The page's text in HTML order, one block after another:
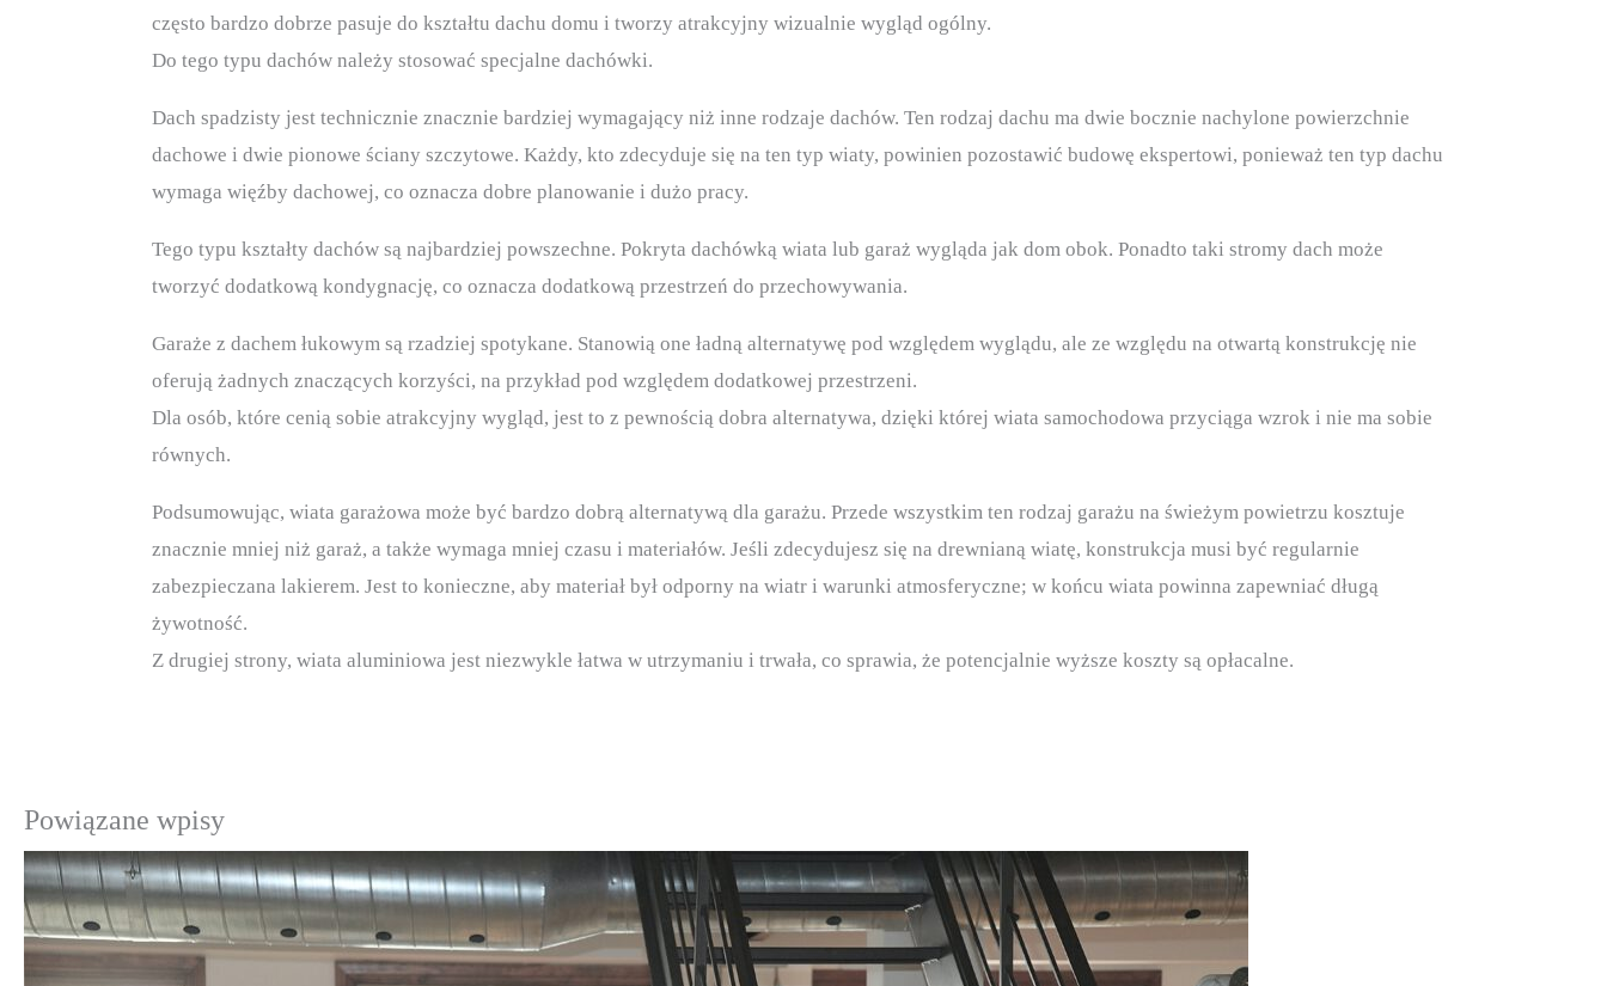
często bardzo dobrze pasuje do kształtu dachu domu i tworzy atrakcyjny wizualnie wygląd ogólny.
Do tego typu dachów należy stosować specjalne dachówki.
Dach spadzisty jest technicznie znacznie bardziej wymagający niż inne rodzaje dachów. Ten rodzaj dachu ma dwie bocznie nachylone powierzchnie
dachowe i dwie pionowe ściany szczytowe. Każdy, kto zdecyduje się na ten typ wiaty, powinien pozostawić budowę ekspertowi, ponieważ ten typ dachu
wymaga więźby dachowej, co oznacza dobre planowanie i dużo pracy.
Tego typu kształty dachów są najbardziej powszechne. Pokryta dachówką wiata lub garaż wygląda jak dom obok. Ponadto taki stromy dach może
tworzyć dodatkową kondygnację, co oznacza dodatkową przestrzeń do przechowywania.
Garaże z dachem łukowym są rzadziej spotykane. Stanowią one ładną alternatywę pod względem wyglądu, ale ze względu na otwartą konstrukcję nie
oferują żadnych znaczących korzyści, na przykład pod względem dodatkowej przestrzeni.
Dla osób, które cenią sobie atrakcyjny wygląd, jest to z pewnością dobra alternatywa, dzięki której wiata samochodowa przyciąga wzrok i nie ma sobie
równych.
Podsumowując, wiata garażowa może być bardzo dobrą alternatywą dla garażu. Przede wszystkim ten rodzaj garażu na świeżym powietrzu kosztuje
znacznie mniej niż garaż, a także wymaga mniej czasu i materiałów. Jeśli zdecydujesz się na drewnianą wiatę, konstrukcja musi być regularnie
zabezpieczana lakierem. Jest to konieczne, aby materiał był odporny na wiatr i warunki atmosferyczne; w końcu wiata powinna zapewniać długą
żywotność.
Z drugiej strony, wiata aluminiowa jest niezwykle łatwa w utrzymaniu i trwała, co sprawia, że potencjalnie wyższe koszty są opłacalne.
Powiązane wpisy